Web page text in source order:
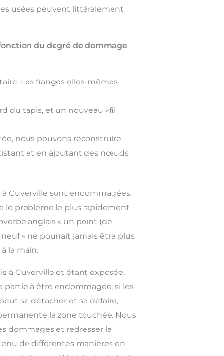
usées peuvent littéralement
du degré de dommage
Les franges elles-mêmes
du tapis, et un nouveau «fil
nous pouvons reconstruire
et en ajoutant des nœuds
à Cuverville sont endommagées,
le problème le plus rapidement
anglais « un point (de
» ne pourrait jamais être plus
la main.
à Cuverville et étant exposée,
partie à être endommagée, si les
se détacher et se défaire,
la zone touchée. Nous
dommages et redresser la
de différentes manières en